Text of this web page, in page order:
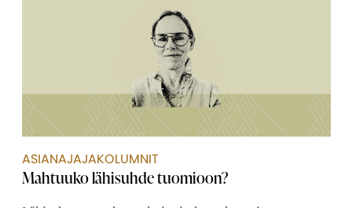
ASIANAJAJAKOLUMNIT
Mahtuuko lähisuhde tuomioon?